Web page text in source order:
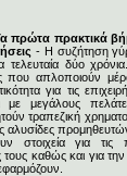
πρώτα πρακτικά
- Η συζήτηση
τελευταία δύο
που απλοποιούν
για τις
με μεγάλους
τραπεζική
αλυσίδες
για τις
τους καθώς και για την